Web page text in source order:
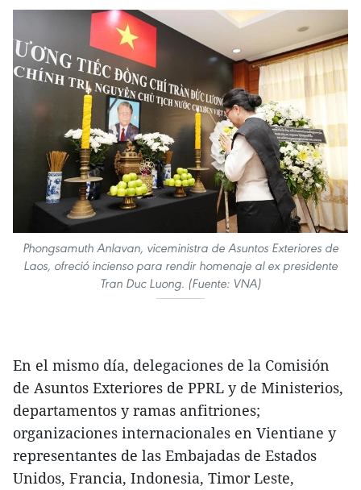
Phongsamuth Anlavan, viceministra de Asuntos Exteriores de
Laos, ofreció incienso para rendir homenaje al ex presidente
Tran Duc Luong. (Fuente: VNA)
En el mismo día, delegaciones de la Comisión
de Asuntos Exteriores de PPRL y de Ministerios,
departamentos y ramas anfitriones;
organizaciones internacionales en Vientiane y
representantes de las Embajadas de Estados
Unidos, Francia, Indonesia, Timor Leste,